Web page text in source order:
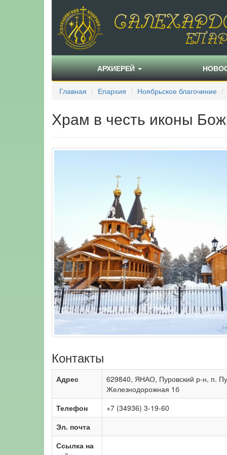
АРХИЕРЕЙ
Главная Епархия Ноябрьское благочиние
Храм в честь иконы
Контакты
Адрес
629840, ЯНАО, Пуровский р-н, п.
Железнодорожная 1б
Телефон
+7 (34936) 3-19-60
Эл. почта
Ссылка на